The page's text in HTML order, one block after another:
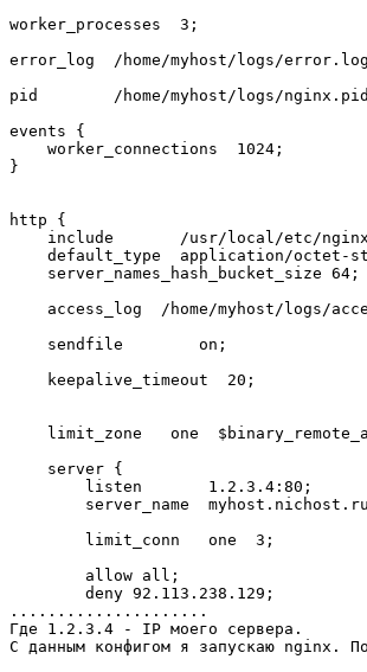
worker_processes  3;
error_log  /home/myhost/logs/
pid        /home/myhost/logs/
events {
    worker_connections  1024;
}
http {
include       /usr/local/etc/
default_type  application/octet-
    server_names_hash_bucket_size 64;
access_log  /home/myhost/logs/
    sendfile        on;
    keepalive_timeout  20;
limit_zone   one
    server {
        listen       1.2.3.4:80;
server_name
        limit_conn   one  3;
        allow all;
        deny 92.113.238.129;
.....................
Где 1.2.3.4 - IP моего сервера.
С данным конфигом я запускаю nginx.